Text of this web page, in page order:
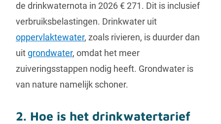
de drinkwaternota in 2026 € 271. Dit is inclusief
verbruiksbelastingen. Drinkwater uit
oppervlaktewater, zoals rivieren, is duurder dan
uitgrondwater, omdat het meer
zuiveringsstappen nodig heeft. Grondwater is
van nature namelijk schoner.
2. Hoe is het drinkwatertarief